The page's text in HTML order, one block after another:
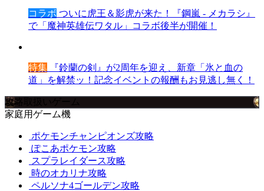
コラボ ついに虎王＆影虎が来た！『鋼嵐 - メカラシ』
で「魔神英雄伝ワタル」コラボ後半が開催！
特集 『鈴蘭の剣』が2周年を迎え、新章「氷と血の
道」を解禁ッ！記念イベントの報酬もお見逃し無く！
攻略取扱いゲーム
家庭用ゲーム機
ポケモンチャンピオンズ攻略
ぽこあポケモン攻略
スプラレイダース攻略
時のオカリナ攻略
ペルソナ4ゴールデン攻略